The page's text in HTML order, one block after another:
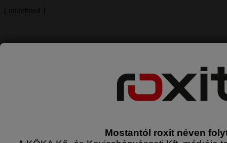
Mostantól roxit néven
undefined ]